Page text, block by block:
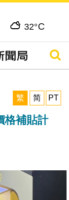
32°C
搜尋
繁
简 PT
格補貼計